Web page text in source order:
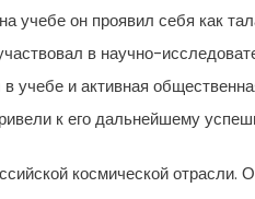
учебе он проявил себя как
в научно-
учебе и активная
к его дальнейшему
космической